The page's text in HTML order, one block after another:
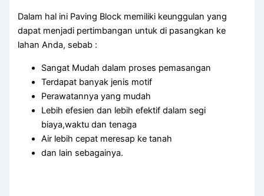
Dalam hal ini Paving Block memiliki keunggulan yang
dapat menjadi pertimbangan untuk di pasangkan ke
lahan Anda, sebab :
Sangat Mudah dalam proses pemasangan
Terdapat banyak jenis motif
Perawatannya yang mudah
Lebih efesien dan lebih efektif dalam segi
biaya,waktu dan tenaga
Air lebih cepat meresap ke tanah
dan lain sebagainya.